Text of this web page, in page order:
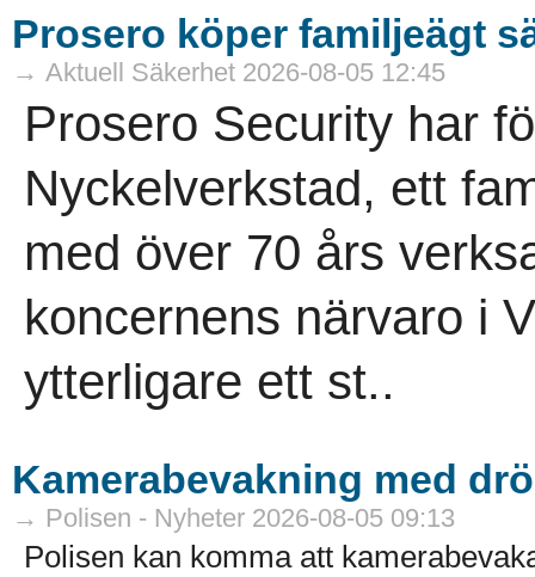
Prosero köper familjeägt
→ Aktuell Säkerhet 2026-08-05 12:45
Prosero Security har
Nyckelverkstad, ett
med över 70 års
koncernens närvaro i
ytterligare ett st..
Kamerabevakning med
→ Polisen - Nyheter 2026-08-05 09:13
Polisen kan komma att